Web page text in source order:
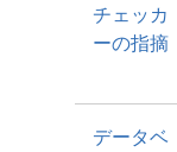
チェッカ
ーの指摘
データベ